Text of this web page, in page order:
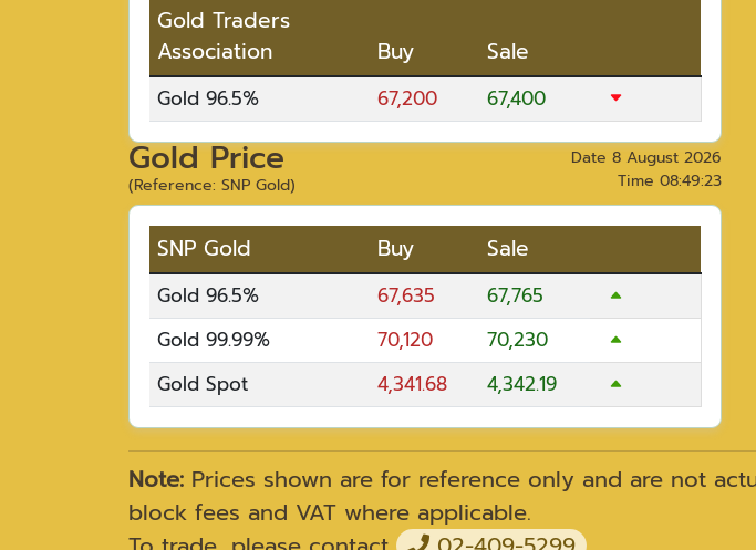
Gold Traders
Association
Buy Sale
Gold 96.5% 67,200 67,400
Gold Price
(Reference: SNP Gold)
Date 8 August 2026
Time 08:49:23
SNP Gold Buy Sale
Gold 96.5% 67,635
67,765
Gold 99.99%
70,120
70,230
Gold Spot
4,341.68 4,342.19
Note: Prices shown are for reference only and are not
block fees and VAT where applicable.